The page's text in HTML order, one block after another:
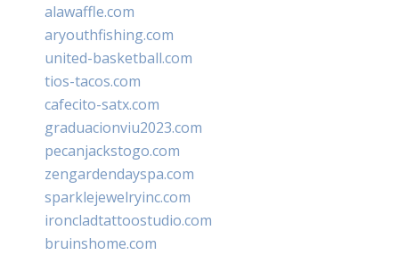
alawaffle.com
aryouthfishing.com
united-basketball.com
tios-tacos.com
cafecito-satx.com
graduacionviu2023.com
pecanjackstogo.com
zengardendayspa.com
sparklejewelryinc.com
ironcladtattoostudio.com
bruinshome.com